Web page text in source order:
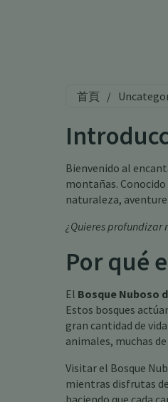
首頁 /
Bienvenido al
montañas.
naturaleza,
¿Quieres profundizar
Por qué
El Bosque Nuboso
Estos bosques
gran cantidad de
animales, muchas
Visitar el Bosque
mientras disfrutas
haciendo que cada